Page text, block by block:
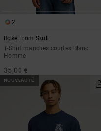
2
Rose From Skull
T-Shirt manches courtes Blanc
Homme
35,00 €
NOUVEAUTÉ